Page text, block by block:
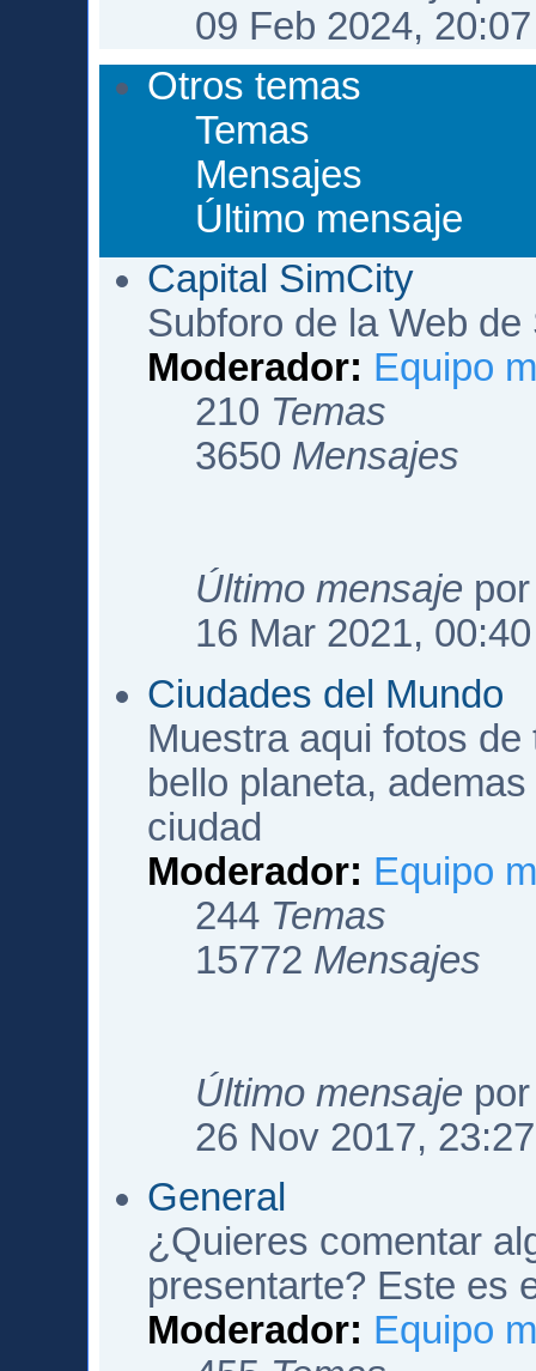
09 Feb 2024, 20:07
Otros temas
Temas
Mensajes
Último mensaje
Capital SimCity
Subforo de la Web
Moderador: Equipo
210 Temas
3650 Mensajes
Último mensaje
16 Mar 2021, 00:40
Ciudades del Mundo
Muestra aqui fotos
bello planeta,
ciudad
Moderador: Equipo
244 Temas
15772 Mensajes
Último mensaje
26 Nov 2017, 23:27
General
¿Quieres comentar
presentarte? Este es
Moderador: Equipo